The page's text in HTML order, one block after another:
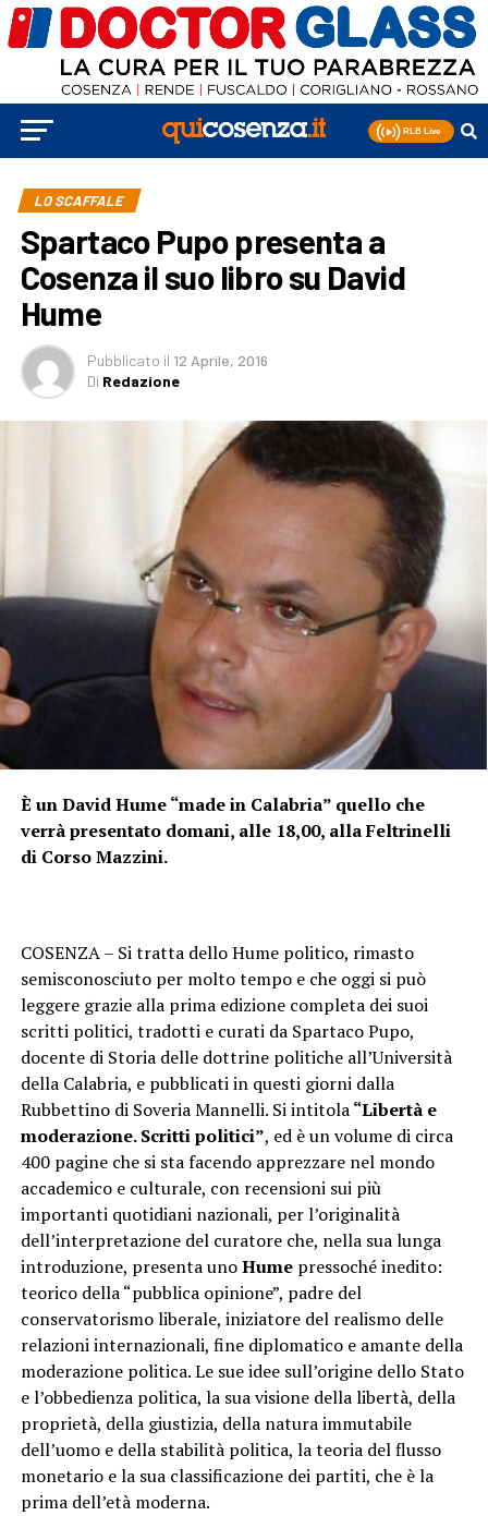
LO SCAFFALE
Spartaco Pupo presenta a
Cosenza il suo libro su David
Hume
Pubblicato il 12 Aprile, 2016
Di Redazione
È un David Hume “made in Calabria” quello che
verrà presentato domani, alle 18,00, alla Feltrinelli
di Corso Mazzini.
COSENZA – Si tratta dello Hume politico, rimasto
semisconosciuto per molto tempo e che oggi si può
leggere grazie alla prima edizione completa dei suoi
scritti politici, tradotti e curati da Spartaco Pupo,
docente di Storia delle dottrine politiche all’Università
della Calabria, e pubblicati in questi giorni dalla
Rubbettino di Soveria Mannelli. Si intitola“Libertà e
moderazione. Scritti politici”, ed è un volume di circa
400 pagine che si sta facendo apprezzare nel mondo
accademico e culturale, con recensioni sui più
importanti quotidiani nazionali, per l’originalità
dell’interpretazione del curatore che, nella sua lunga
introduzione, presenta unoHumepressoché inedito:
teorico della “pubblica opinione”, padre del
conservatorismo liberale, iniziatore del realismo delle
relazioni internazionali, fine diplomatico e amante della
moderazione politica. Le sue idee sull’origine dello Stato
e l’obbedienza politica, la sua visione della libertà, della
proprietà, della giustizia, della natura immutabile
dell’uomo e della stabilità politica, la teoria del flusso
monetario e la sua classificazione dei partiti, che è la
prima dell’età moderna.